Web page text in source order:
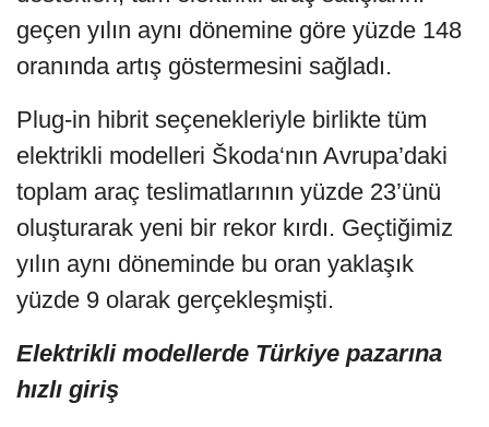
geçen yılın aynı dönemine göre yüzde 148
oranında artış göstermesini sağladı.
Plug-in hibrit seçenekleriyle birlikte tüm
elektrikli modelleri Škoda‘nın Avrupa’daki
toplam araç teslimatlarının yüzde 23’ünü
oluşturarak yeni bir rekor kırdı. Geçtiğimiz
yılın aynı döneminde bu oran yaklaşık
yüzde 9 olarak gerçekleşmişti.
Elektrikli modellerde Türkiye pazarına
hızlı giriş